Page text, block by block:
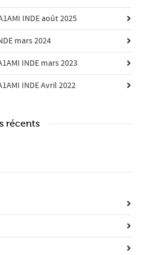
INDE août 2025
mars 2024
INDE mars 2023
INDE Avril 2022
récents